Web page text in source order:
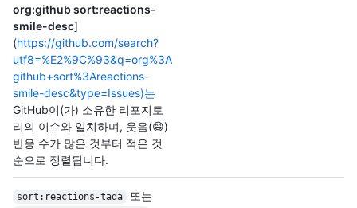
org:github sort:reactions-
smile-desc]
(https://github.com/search?
utf8=%E2%9C%93&q=org%3A
github+sort%3Areactions-
smile-desc&type=Issues)는
GitHub이(가) 소유한 리포지토
리의 이슈와 일치하며, 웃음(😄)
반응 수가 많은 것부터 적은 것
순으로 정렬됩니다.
sort:reactions-tada 또는